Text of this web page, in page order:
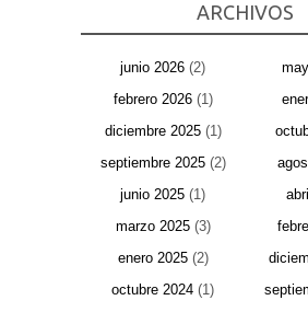
ARCHIVOS
junio 2026 (2)
febrero 2026(1)
diciembre 2025(1)
septiembre 2025(2)
junio 2025 (1)
marzo 2025(3)
enero 2025(2)
octubre 2024 (1)